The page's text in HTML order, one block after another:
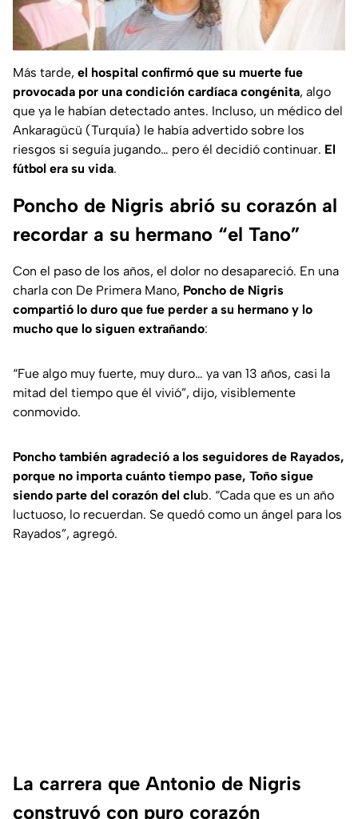
Más tarde, el hospital confirmó que su muerte fue
provocada por una condición cardíaca congénita, algo
que ya le habían detectado antes. Incluso, un médico del
Ankaragücü (Turquía) le había advertido sobre los
riesgos si seguía jugando… pero él decidió continuar. El
fútbol era su vida.
Poncho de Nigris abrió su corazón al
recordar a su hermano “el Tano”
Con el paso de los años, el dolor no desapareció. En una
charla con De Primera Mano, Poncho de Nigris
compartió lo duro que fue perder a su hermano y lo
mucho que lo siguen extrañando:
“Fue algo muy fuerte, muy duro… ya van 13 años, casi la
mitad del tiempo que él vivió”, dijo, visiblemente
conmovido.
Poncho también agradeció a los seguidores de Rayados,
porque no importa cuánto tiempo pase, Toño sigue
siendo parte del corazón del club. “Cada que es un año
luctuoso, lo recuerdan. Se quedó como un ángel para los
Rayados”, agregó.
La carrera que Antonio de Nigris
construyó con puro corazón